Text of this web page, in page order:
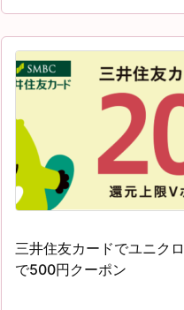
三井住友カードでユニク
で500円クーポン